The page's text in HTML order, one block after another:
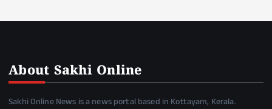
About Sakhi Online
Sakhi Online News is a news portal based in Kottayam, Kerala.